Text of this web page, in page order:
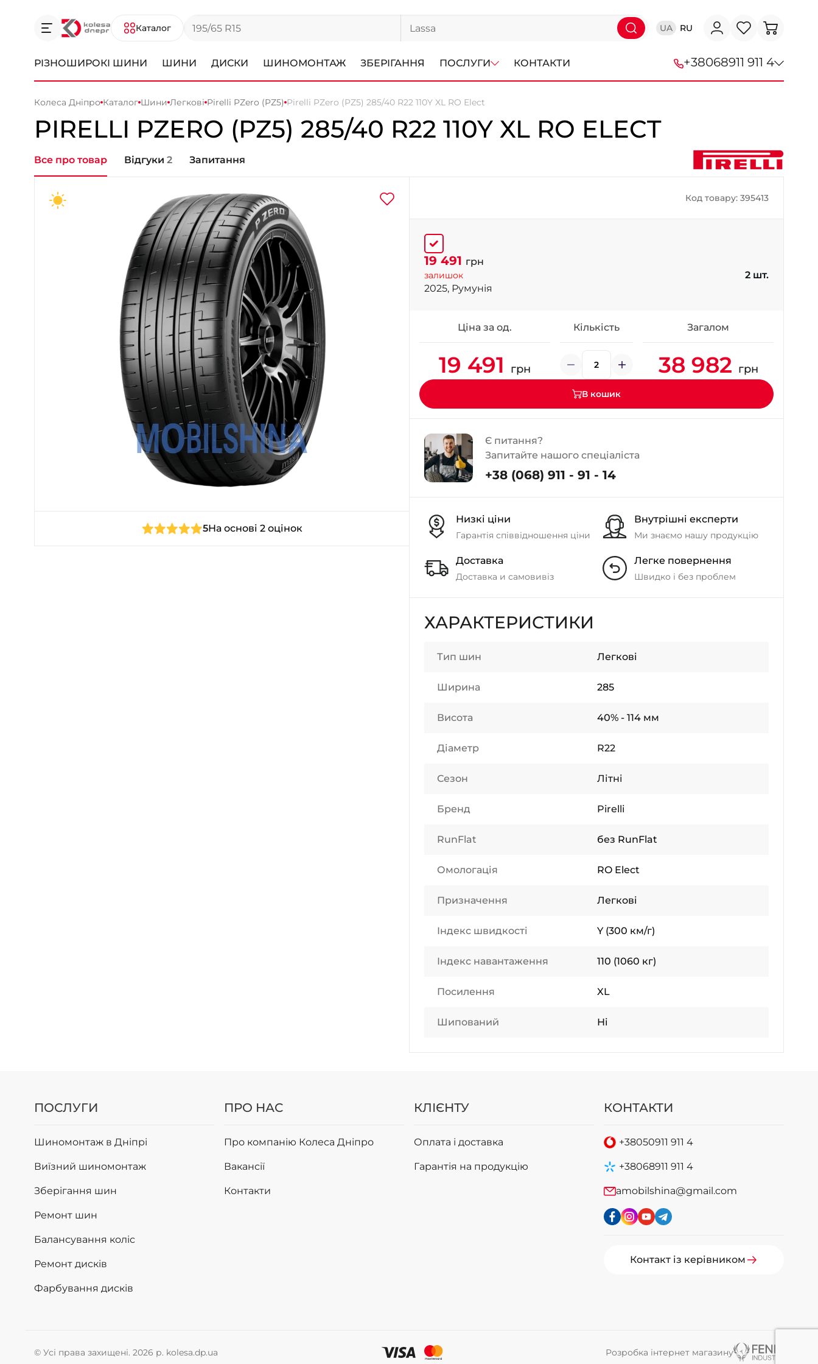
Каталог UA RU
РІЗНОШИРОКІ ШИНИ ШИНИ ДИСКИ ШИНОМОНТАЖ ЗБЕРІГАННЯ ПОСЛУГИ КОНТАКТИ +38068911 911 4
+38 (067) 113-44-44
+38 (095) 276-44-44
- Щепкіна
+38 (099)-643-33-77
+38 (068)-923-74-19
Колеса Дніпро Каталог Шини Легкові Pirelli PZero (PZ5) Pirelli PZero (PZ5) 285/40 R22 110Y XL RO Elect
PIRELLI PZERO (PZ5) 285/40 R22 110Y XL RO ELECT
Все про товар Відгуки 2 Запитання
5На основі 2 оцінок
Код товару: 395413
19 491 грн
залишок
2 шт.
2025, Румунія
Ціна за од. Кількість Загалом
19 491 грн 38 982 грн
В кошик
Є питання?
Запитайте нашого спеціаліста
+38 (068) 911 - 91 - 14
Низкі ціни
Гарантія співвідношення ціни
Внутрішні експерти
Ми знаємо нашу продукцію
Доставка
Доставка и самовивіз
Легке повернення
Швидко і без проблем
ХАРАКТЕРИСТИКИ
Тип шин Легкові
Ширина 285
Висота 40% - 114 мм
Діаметр R22
Сезон Літні
Бренд Pirelli
RunFlat без RunFlat
Омологація RO Elect
Призначення Легкові
Індекс швидкості Y (300 км/г)
Індекс навантаження 110 (1060 кг)
Посилення XL
Шипований Ні
ПОСЛУГИ
Шиномонтаж в Дніпрі
Виїзний шиномонтаж
Зберігання шин
Ремонт шин
Балансування коліс
Ремонт дисків
Фарбування дисків
ПРО НАС
Про компанію Колеса Дніпро
Вакансії
Контакти
КЛІЄНТУ
Оплата і доставка
Гарантія на продукцію
КОНТАКТИ
+38050911 911 4
+38068911 911 4
amobilshina@gmail.com
Контакт із керівником
© Усі права захищені. 2026 р. kolesa.dp.ua Розробка інтернет магазину